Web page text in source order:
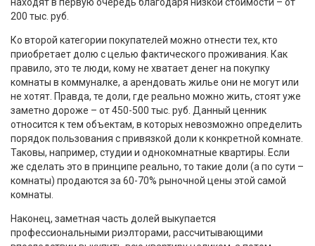
200 тыс. руб.
Ко второй категории покупателей можно отнести тех, кто
приобретает долю с целью фактического проживания. Как
правило, это те люди, кому не хватает денег на покупку
комнаты в коммуналке, а арендовать жилье они не могут или
не хотят. Правда, те доли, где реально можно жить, стоят уже
заметно дороже – от 450-500 тыс. руб. Данный ценник
относится к тем объектам, в которых невозможно определить
порядок пользования с привязкой доли к конкретной комнате.
Таковы, например, студии и однокомнатные квартиры. Если
же сделать это в принципе реально, то такие доли (а по сути –
комнаты) продаются за 60-70% рыночной цены этой самой
комнаты.
Наконец, заметная часть долей выкупается
профессиональными риэлторами, рассчитывающими